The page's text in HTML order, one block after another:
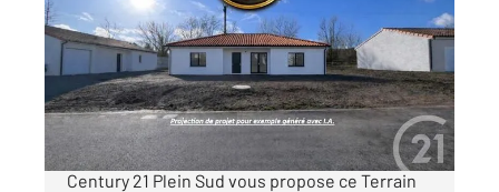
Ref : 1999
Terrain à vendre
55 000 €
Pour donner vie à votre projet de construction,
Century 21 Plein Sud vous propose ce Terrain